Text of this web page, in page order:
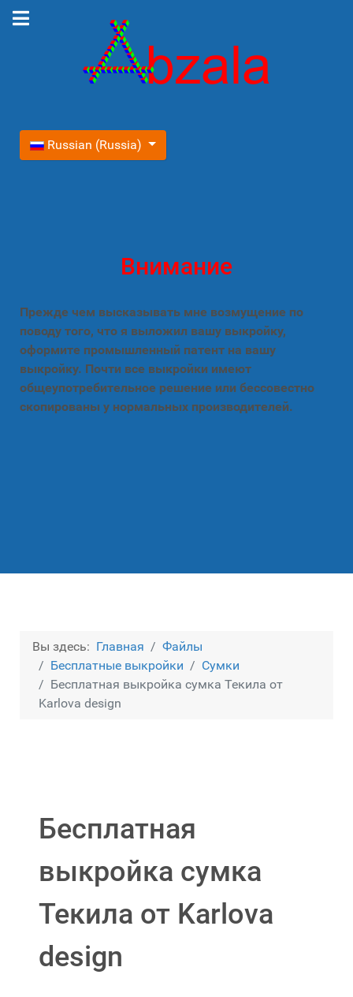
Выберите язык
Russian (Russia)
Внимание
Прежде чем высказывать мне возмущение по
поводу того, что я выложил вашу выкройку,
оформите промышленный патент на вашу
выкройку. Почти все выкройки имеют
общеупотребительное решение или бессовестно
скопированы у нормальных производителей.
Вы здесь: Главная
Файлы
Бесплатные выкройки
Сумки
Бесплатная выкройка сумка Текила от
Karlova design
Бесплатная
выкройка сумка
Текила от Karlova
design